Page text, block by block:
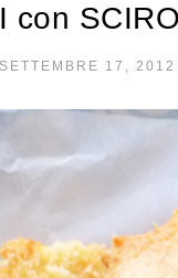
con
SETTEMBRE 17, 2012